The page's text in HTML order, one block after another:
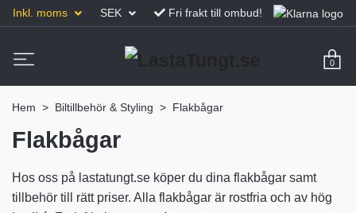
Inkl. moms SEK Fri frakt till ombud!
0
Hem Biltillbehör & Styling Flakbågar
Flakbågar
Hos oss på lastatungt.se köper du dina flakbågar samt
tillbehör till rätt priser. Alla flakbågar är rostfria och av hög